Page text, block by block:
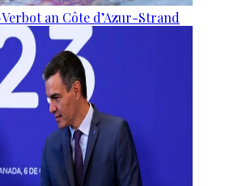
an Côte d’Azur-Strand